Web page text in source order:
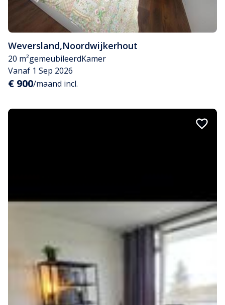
Weversland,Noordwijkerhout
20 m²gemeubileerdKamer
Vanaf 1 Sep 2026
€ 900/maand incl.